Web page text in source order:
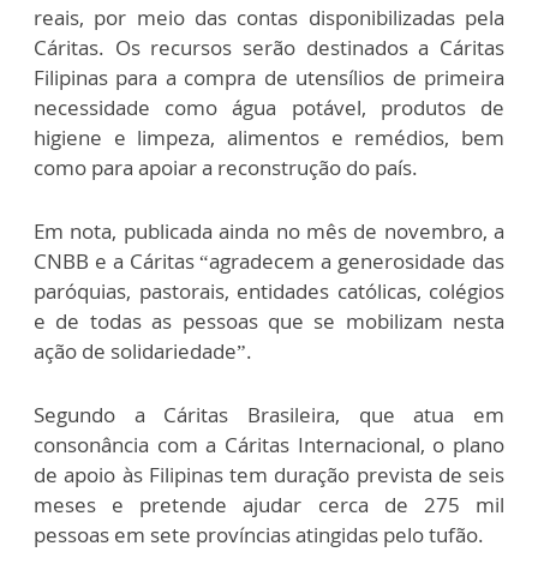
reais, por meio das contas disponibilizadas pela
Cáritas. Os recursos serão destinados a Cáritas
Filipinas para a compra de utensílios de primeira
necessidade como água potável, produtos de
higiene e limpeza, alimentos e remédios, bem
como para apoiar a reconstrução do país.
Em nota, publicada ainda no mês de novembro, a
CNBB e a Cáritas “agradecem a generosidade das
paróquias, pastorais, entidades católicas, colégios
e de todas as pessoas que se mobilizam nesta
ação de solidariedade”.
Segundo a Cáritas Brasileira, que atua em
consonância com a Cáritas Internacional, o plano
de apoio às Filipinas tem duração prevista de seis
meses e pretende ajudar cerca de 275 mil
pessoas em sete províncias atingidas pelo tufão.